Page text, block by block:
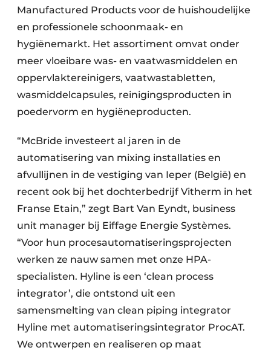
Manufactured Products voor de huishoudelijke
en professionele schoonmaak- en
hygiënemarkt. Het assortiment omvat onder
meer vloeibare was- en vaatwasmiddelen en
oppervlaktereinigers, vaatwastabletten,
wasmiddelcapsules, reinigingsproducten in
poedervorm en hygiëneproducten.
“McBride investeert al jaren in de
automatisering van mixing installaties en
afvullijnen in de vestiging van Ieper (België) en
recent ook bij het dochterbedrijf Vitherm in het
Franse Etain,” zegt Bart Van Eyndt, business
unit manager bij Eiffage Energie Systèmes.
“Voor hun procesautomatiseringsprojecten
werken ze nauw samen met onze HPA-
specialisten. Hyline is een ‘clean process
integrator’, die ontstond uit een
samensmelting van clean piping integrator
Hyline met automatiseringsintegrator ProcAT.
We ontwerpen en realiseren op maat